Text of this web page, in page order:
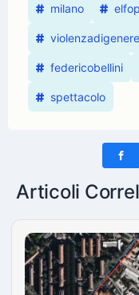
milano
violenzadigenere
federicobellini
spettacolo
Articoli